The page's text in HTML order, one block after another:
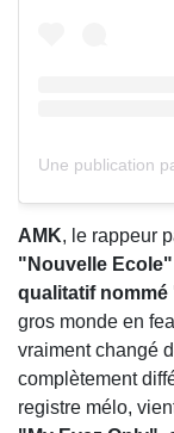
AMK, le rappeur
"Nouvelle
qualitatif nommé
gros monde en
vraiment changé
complètement
registre mélo,